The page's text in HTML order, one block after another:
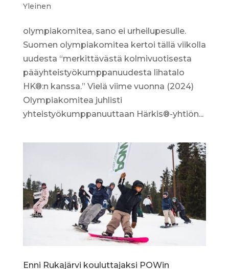
Yleinen
olympiakomitea, sano ei urheilupesulle.
Suomen olympiakomitea kertoi tällä viikolla
uudesta “merkittävästä kolmivuotisesta
pääyhteistyökumppanuudesta lihatalo
HK®:n kanssa.” Vielä viime vuonna (2024)
Olympiakomitea juhlisti
yhteistyökumppanuuttaan Härkis®-yhtiön...
Enni Rukajärvi kouluttajaksi POWin